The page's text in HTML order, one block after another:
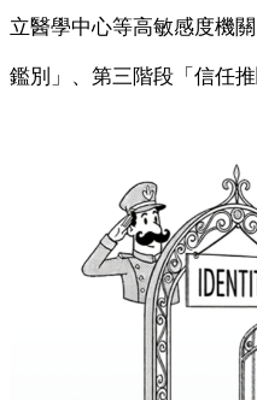
立醫學中心等高敏感度機
鑑別」、第三階段「信任